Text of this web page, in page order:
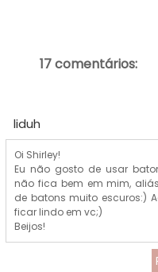
17 comentários:
liduh
Oi Shirley!
Eu não gosto de usar
não fica bem em mim,
de batons muito escuros:)
ficar lindo em vc;)
Beijos!